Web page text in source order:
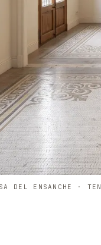
DEL ENSANCHE ·